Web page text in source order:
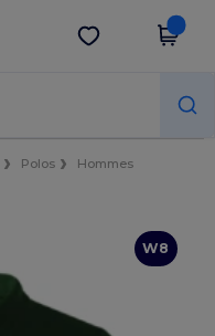
Obtenir l'appli
Polos
Hommes
W8